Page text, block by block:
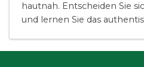
hautnah. Entscheiden Sie
und lernen Sie das